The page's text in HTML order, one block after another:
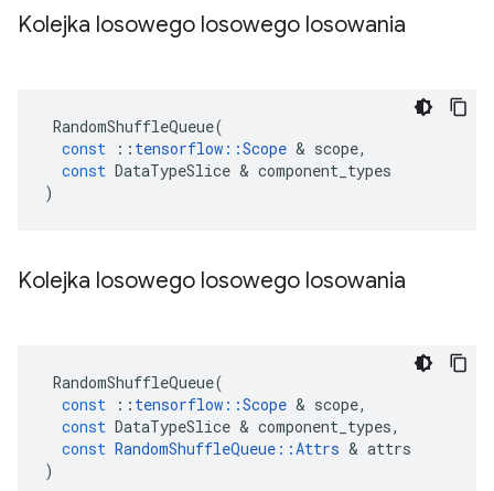
Kolejka losowego losowego losowania
RandomShuffleQueue(
const
:: tensorflow ::Scope & scope,
const DataTypeSlice & component_types
)
Kolejka losowego losowego losowania
RandomShuffleQueue(
const
:: tensorflow ::Scope & scope,
const DataTypeSlice & component_types,
const RandomShuffleQueue ::Attrs & attrs
)